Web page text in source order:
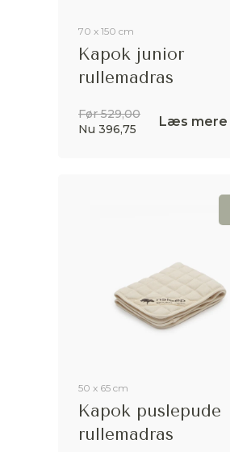
70 x 150 cm
Kapok junior
rullemadras
Før 529,00
Nu 396,75
Læs mere
50 x 65 cm
Kapok puslepude
rullemadras